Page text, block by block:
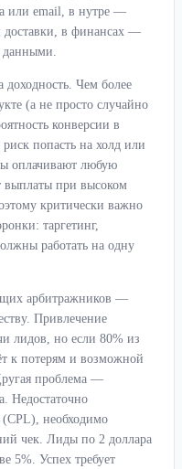
или email, в нутре —
доставки, в финансах —
данными.
доходность. Чем более
(а не просто случайно
конверсии в
попасть на холд или
оплачивают любую
выплаты при высоком
критически важно
таргетинг,
работать на одну
арбитражников —
Привлечение
лидов, но если 80% из
к потерям и возможной
проблема —
Недостаточно
(CPL), необходимо
чек. Лиды по 2 доллара
5%. Успех требует